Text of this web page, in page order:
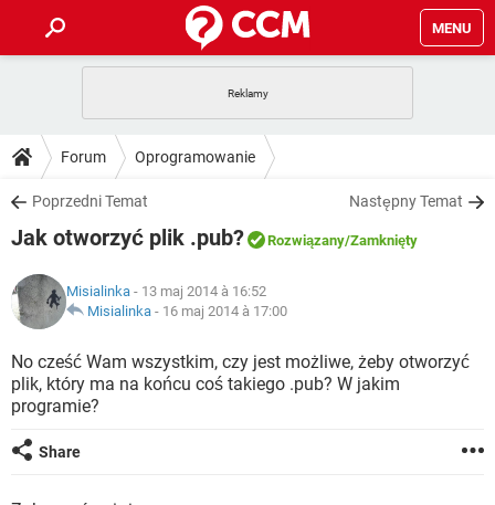
MENU
GRY WHATSAPP
SPOTIFY
INSTAGRAM FACEBOOK
WINDOWS 10
PORADY
PlayStation TIKTOK
INSTAGRAM FACEBOOK
WINDOWS 10
DO POBRANIA
ANDROID TIKTOK
GRY
IOS NETFLIX
INSTAGRAM FACEBOOK
WINDOWS 10
COVID-19 TIKTOK
GRY
SPOTIFY NETFLIX
INSTAGRAM
WINDOWS 10
ARTYKUŁY
COVID-19
GRY WHATSAPP
INSTAGRAM
WINDOWS 10
Forum Oprogramowanie
Poprzedni Temat Następny Temat
Jak otworzyć plik .pub? Rozwiązany/Zamknięty
Misialinka - 13 maj 2014 à 16:52
Misialinka - 16 maj 2014 à 17:00
No cześć Wam wszystkim, czy jest możliwe, żeby otworzyć
plik, który ma na końcu coś takiego .pub? W jakim
programie?
Share